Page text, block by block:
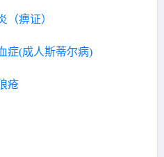
（痹证）
症(成人斯蒂尔病)
疮